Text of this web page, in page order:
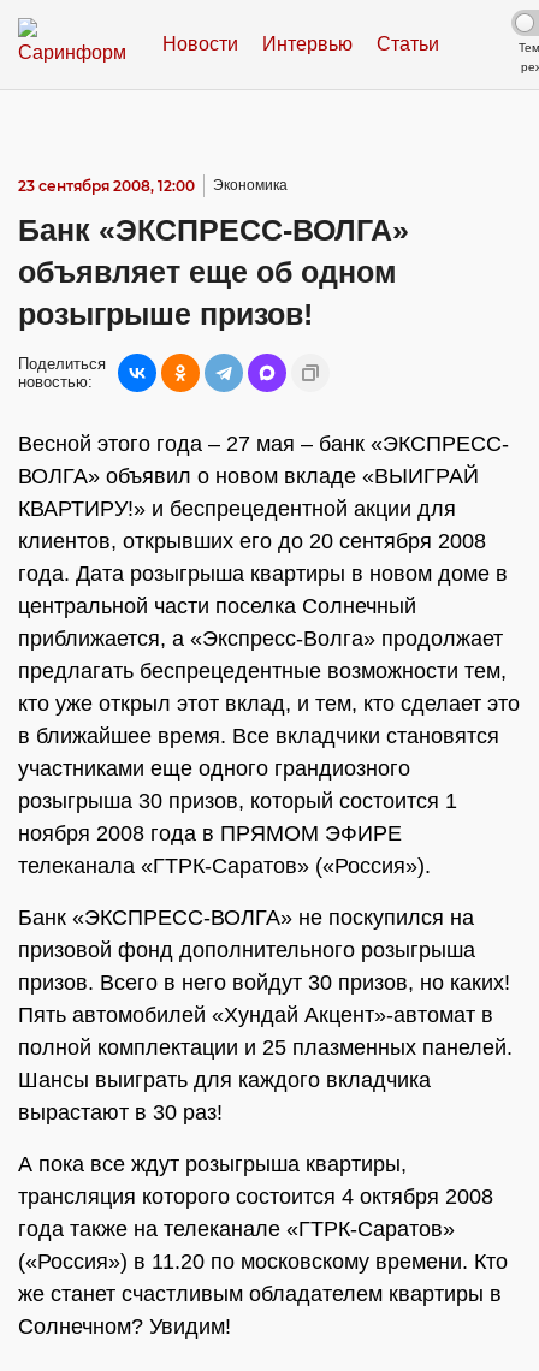
Новости Интервью Статьи
23 сентября 2008, 12:00 Экономика
Банк «ЭКСПРЕСС-ВОЛГА»
объявляет еще об одном
розыгрыше призов!
Поделиться
новостью:
Весной этого года – 27 мая – банк «ЭКСПРЕСС-
ВОЛГА» объявил о новом вкладе «ВЫИГРАЙ
КВАРТИРУ!» и беспрецедентной акции для
клиентов, открывших его до 20 сентября 2008
года. Дата розыгрыша квартиры в новом доме в
центральной части поселка Солнечный
приближается, а «Экспресс-Волга» продолжает
предлагать беспрецедентные возможности тем,
кто уже открыл этот вклад, и тем, кто сделает это
в ближайшее время. Все вкладчики становятся
участниками еще одного грандиозного
розыгрыша 30 призов, который состоится 1
ноября 2008 года в ПРЯМОМ ЭФИРЕ
телеканала «ГТРК-Саратов» («Россия»).
Банк «ЭКСПРЕСС-ВОЛГА» не поскупился на
призовой фонд дополнительного розыгрыша
призов. Всего в него войдут 30 призов, но каких!
Пять автомобилей «Хундай Акцент»-автомат в
полной комплектации и 25 плазменных панелей.
Шансы выиграть для каждого вкладчика
вырастают в 30 раз!
А пока все ждут розыгрыша квартиры,
трансляция которого состоится 4 октября 2008
года также на телеканале «ГТРК-Саратов»
(«Россия») в 11.20 по московскому времени. Кто
же станет счастливым обладателем квартиры в
Солнечном? Увидим!